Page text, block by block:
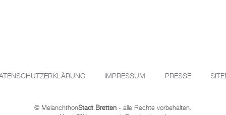
IMPRESSUM PRESSE
© MelanchthonStadt Bretten - alle Rechte vorbehalten.